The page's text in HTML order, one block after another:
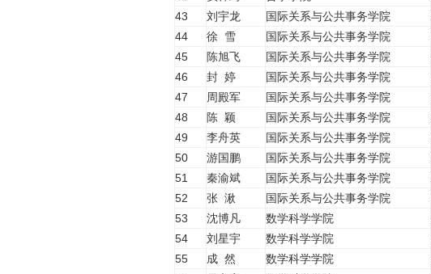
43
刘宇龙 国际关系与公共事务学院
44
徐 雪 国际关系与公共事务学院
45
陈旭飞 国际关系与公共事务学院
46
封 婷 国际关系与公共事务学院
47
周殿军 国际关系与公共事务学院
48
陈 颖 国际关系与公共事务学院
49
李舟英 国际关系与公共事务学院
50
游国鹏 国际关系与公共事务学院
51
秦渝斌 国际关系与公共事务学院
52
张 湫 国际关系与公共事务学院
53
沈博凡 数学科学学院
54
刘星宇 数学科学学院
55
成 然 数学科学学院